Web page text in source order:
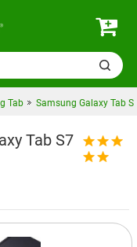
Tab Samsung Galaxy Tab S
Tab S7